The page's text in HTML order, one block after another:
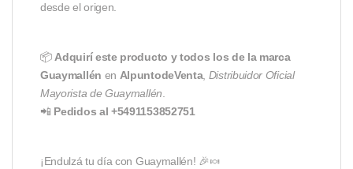
desde el origen.
📦Adquirí este producto y todos los de la marca
Guaymallén en AlpuntodeVenta, Distribuidor Oficial
Mayorista de Guaymallén.
📲 Pedidos al +5491153852751
¡Endulzá tu día con Guaymallén! 🎉🍬